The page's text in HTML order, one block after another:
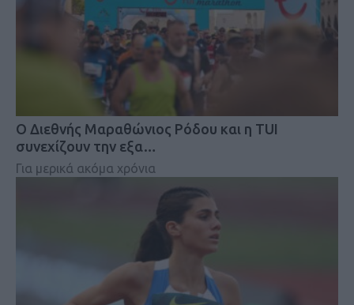
Ο Διεθνής Μαραθώνιος Ρόδου και η TUI
συνεχίζουν την εξα…
Για μερικά ακόμα χρόνια